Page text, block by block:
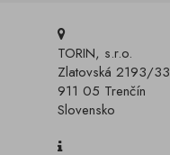
TORIN, s.r.o.
Zlatovská 2193/33
911 05 Trenčín
Slovensko